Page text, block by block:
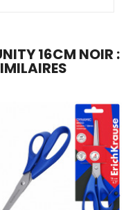
16CM NOIR :